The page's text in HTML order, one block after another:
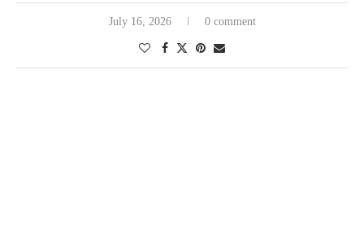
July 16, 2026 0 comment